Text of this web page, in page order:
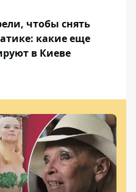
чтобы снять
какие еще
в Киеве